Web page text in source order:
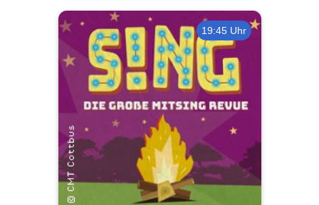
19:45 Uhr